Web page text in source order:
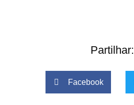
Partilhar:
Facebook